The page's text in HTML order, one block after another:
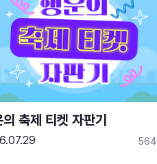
축제 티켓 자판기
564